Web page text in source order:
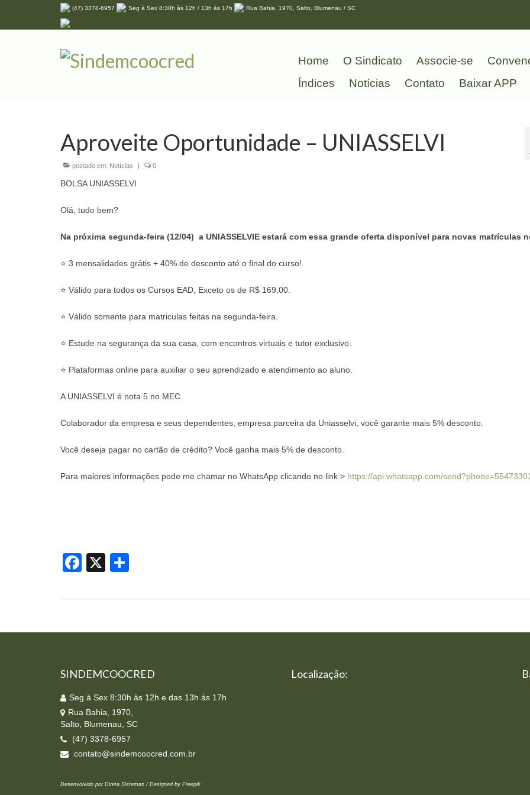
(47) 3378-6957 Seg à Sex 8:30h às 12h / 13h às 17h Rua Bahia, 1970, Salto, Blumenau / SC
Home O Sindicato Associe-se
Índices
Notícias Contato Baixar APP
Aproveite Oportunidade – UNIASSELVI
postado em: Notícias | 0
BOLSA UNIASSELVI
Olá, tudo bem?
Na próxima segunda-feira (12/04) a UNIASSELVIE estará com essa grande oferta disponível para novas matrículas
⭐ 3 mensalidades grátis + 40% de desconto até o final do curso!
⭐ Válido para todos os Cursos EAD, Exceto os de R$ 169,00.
⭐ Válido somente para matriculas feitas na segunda-feira.
⭐ Estude na segurança da sua casa, com encontros virtuais e tutor exclusivo.
⭐ Plataformas online para auxiliar o seu aprendizado e atendimento ao aluno.
A UNIASSELVI é nota 5 no MEC
Colaborador da empresa e seus dependentes, empresa parceira da Uniasselvi, você garante mais 5% desconto.
Você deseja pagar no cartão de crédito? Você ganha mais 5% de desconto.
Para maiores informações pode me chamar no WhatsApp clicando no link > https://api.whatsapp.com/
Facebook
X
SINDEMCOOCRED
Seg à Sex 8:30h às 12h e das 13h ás 17h
Rua Bahia, 1970,
Salto, Blumenau, SC
(47) 3378-6957
contato@sindemcoocred.com.br
Desenvolvido por Direta Sistemas / Designed by Freepik
Localização: